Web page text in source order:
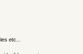
etc...